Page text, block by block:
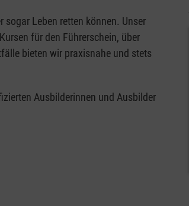
sogar Leben retten können. Unser
für den Führerschein, über
bieten wir praxisnahe und stets
Ausbilderinnen und Ausbilder